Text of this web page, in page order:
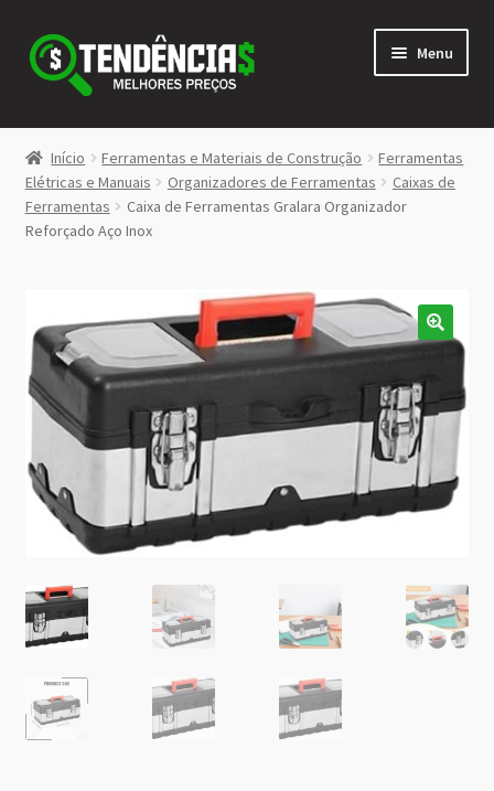
Pular
para
navegação
Pular
para
conteúdo
Menu
LOJA
<>
Início Ferramentas e Materiais de Construção
Ferramentas
Elétricas e Manuais
Organizadores de Ferramentas
Caixas de
Ferramentas
Caixa de Ferramentas Gralara Organizador
Reforçado Aço Inox